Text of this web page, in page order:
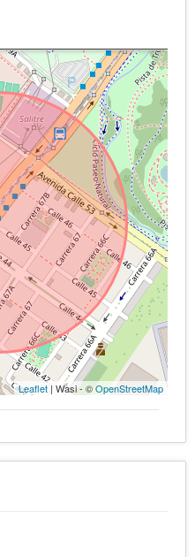
Leaflet | Wasi - ©OpenStreetMap